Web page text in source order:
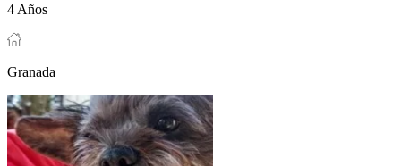
4 Años
Granada